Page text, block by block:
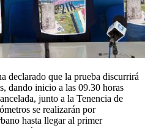
declarado que la prueba discurrirá
dando inicio a las 09.30 horas
junto a la Tenencia de
se realizarán por
hasta llegar al primer